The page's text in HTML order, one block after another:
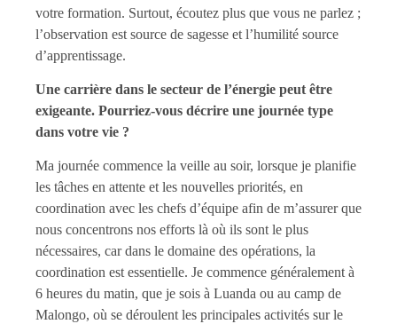
votre formation. Surtout, écoutez plus que vous ne parlez ;
l’observation est source de sagesse et l’humilité source
d’apprentissage.
Une carrière dans le secteur de l’énergie peut être
exigeante. Pourriez-vous décrire une journée type
dans votre vie ?
Ma journée commence la veille au soir, lorsque je planifie
les tâches en attente et les nouvelles priorités, en
coordination avec les chefs d’équipe afin de m’assurer que
nous concentrons nos efforts là où ils sont le plus
nécessaires, car dans le domaine des opérations, la
coordination est essentielle. Je commence généralement à
6 heures du matin, que je sois à Luanda ou au camp de
Malongo, où se déroulent les principales activités sur le